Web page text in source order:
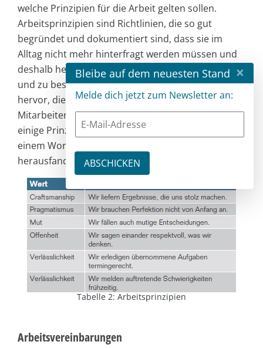
welche Prinzipien für die Arbeit gelten sollen.
Arbeitsprinzipien sind Richtlinien, die so gut
begründet und dokumentiert sind, dass sie im
Alltag nicht mehr hinterfragt werden müssen und
deshalb helfen, Entscheidungen zu vereinfachen
und zu beschleunigen. Sie gehen aus den Werten
hervor, die die Firma hat und die jeder einzelne
Mitarbeiter im Team hat. Tabelle 2 zeigt als Beispiel
einige Prinzipien, die ein Kunde von mir kürzlich in
einem Workshop mit seinen Teams und mir
herausfand.
Tabelle 2: Arbeitsprinzipien
Arbeitsvereinbarungen
Bleibe auf dem neuesten Stand ×
Melde dich jetzt zum Newsletter an: